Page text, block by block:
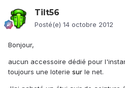
Tilt56
Posté(e) 14 octobre 2012
Bonjour,
aucun accessoire dédié pour
toujours une loterie sur le net.